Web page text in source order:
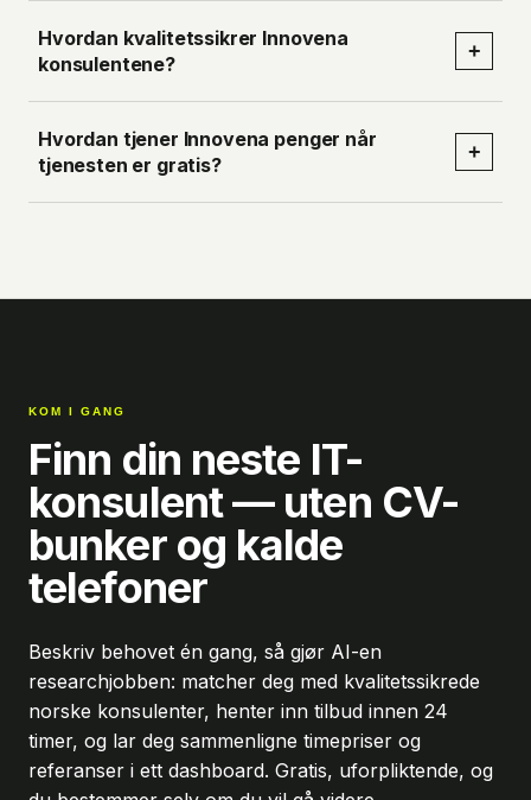
Hvordan kvalitetssikrer Innovena
konsulentene?
+
Hvordan tjener Innovena penger når
tjenesten er gratis?
+
KOM I GANG
Finn din neste IT-
konsulent — uten CV-
bunker og kalde
telefoner
Beskriv behovet én gang, så gjør AI-en
researchjobben: matcher deg med kvalitetssikrede
norske konsulenter, henter inn tilbud innen 24
timer, og lar deg sammenligne timepriser og
referanser i ett dashboard. Gratis, uforpliktende, og